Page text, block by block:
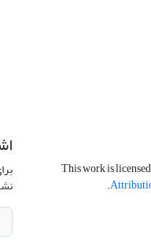
This work is
.